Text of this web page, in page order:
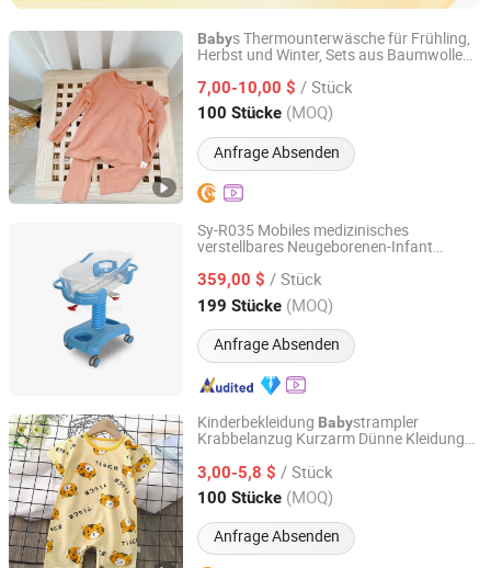
Babys Thermounterwäsche für Frühling,
Herbst und Winter, Sets aus Baumwolle
und Hosen, Unterwäsche für Kinder aus
Baumwolle
7,00-10,00 $ / Stück
100 Stücke (MOQ)
Anfrage Absenden
Henan Feishuai Import and Export Trading Co., Ltd.
Henan, China Seit 2025
Sy-R035 Mobiles medizinisches
verstellbares Neugeborenen-Infant
359,00 $ / Stück
199 Stücke (MOQ)
Anfrage Absenden
GUANGZHOU SUNNYMED LIMITED
Guangdong, China Seit 2022
Kinderbekleidung Babystrampler
Krabbelanzug Kurzarm Dünne Kleidung
3,00-5,8 $ / Stück
100 Stücke (MOQ)
Anfrage Absenden
Henan Feishuai Import and Export Trading Co., Ltd.
Henan, China Seit 2025